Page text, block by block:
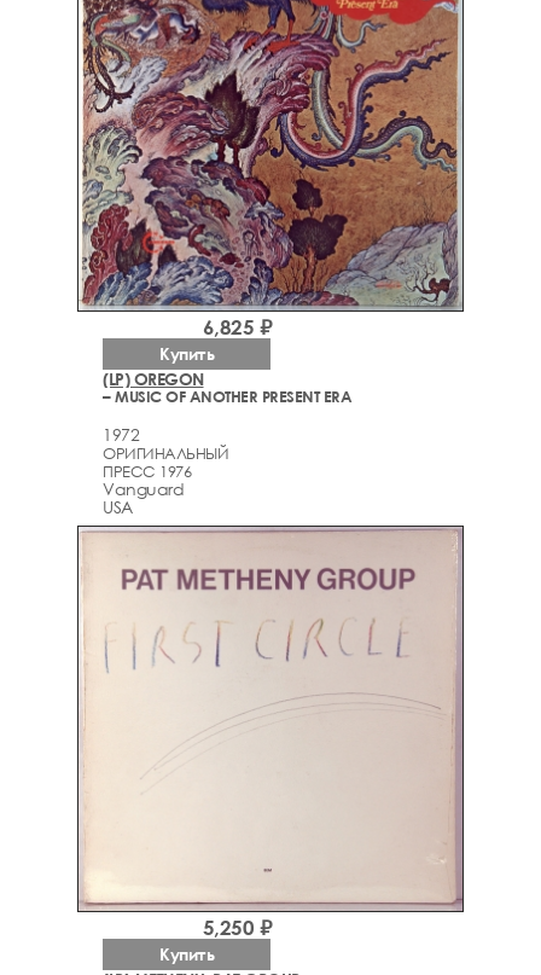
(LP) OREGON
– MUSIC OF ANOTHER PRESENT ERA
1972
ОРИГИНАЛЬНЫЙ
ПРЕСС 1976
Vanguard
USA
6,825 ₽
Купить
5,250 ₽
Купить